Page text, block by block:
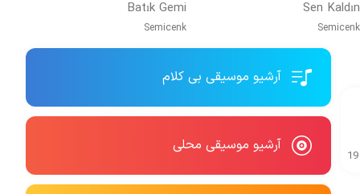
Sen Kaldın
Semicenk
Batık Gemi
Semicenk
19
آرشیو موسیقی بی کلام
آرشیو موسیقی محلی